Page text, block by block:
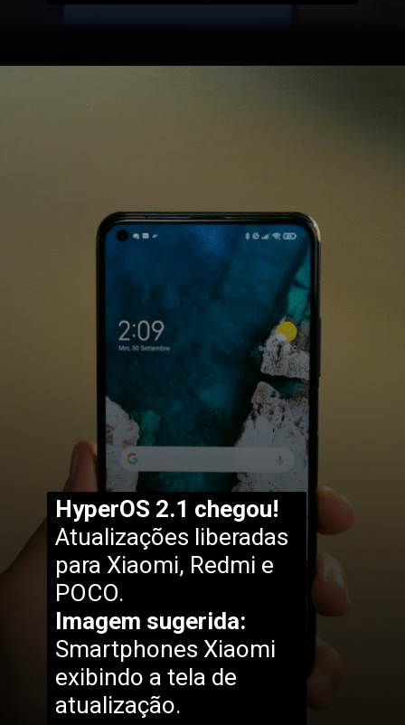
HyperOS 2.1 chegou!
Atualizações liberadas
para Xiaomi, Redmi e
POCO.
Imagem sugerida:
Smartphones Xiaomi
exibindo a tela de
atualização.